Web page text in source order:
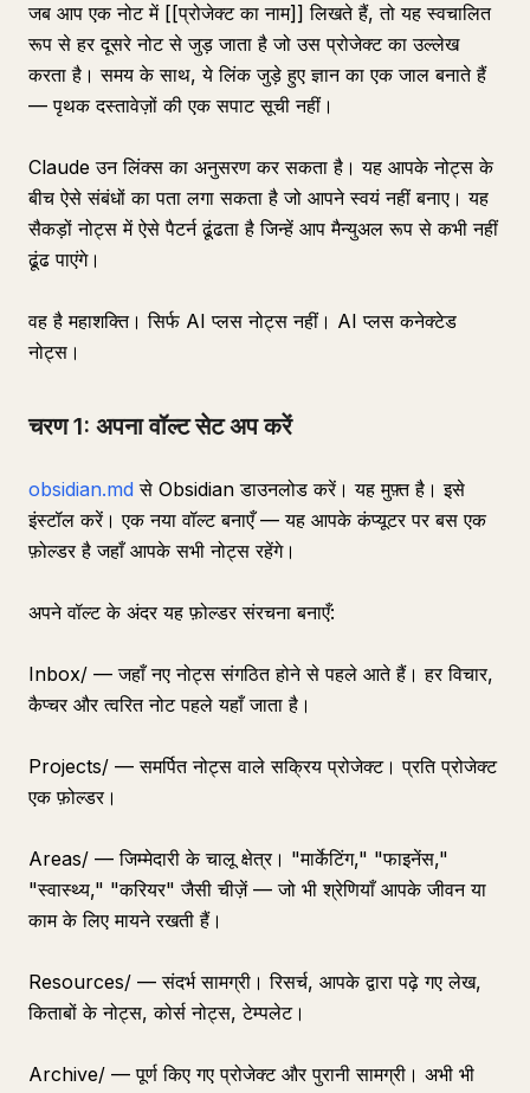
जब आप एक नोट में [[प्रोजेक्ट का नाम]] लिखते हैं, तो यह स्वचालित
रूप से हर दूसरे नोट से जुड़ जाता है जो उस प्रोजेक्ट का उल्लेख
करता है। समय के साथ, ये लिंक जुड़े हुए ज्ञान का एक जाल बनाते हैं
— पृथक दस्तावेज़ों की एक सपाट सूची नहीं।
Claude उन लिंक्स का अनुसरण कर सकता है। यह आपके नोट्स के
बीच ऐसे संबंधों का पता लगा सकता है जो आपने स्वयं नहीं बनाए। यह
सैकड़ों नोट्स में ऐसे पैटर्न ढूंढता है जिन्हें आप मैन्युअल रूप से कभी नहीं
ढूंढ पाएंगे।
वह है महाशक्ति। सिर्फ AI प्लस नोट्स नहीं। AI प्लस कनेक्टेड
नोट्स।
चरण 1: अपना वॉल्ट सेट अप करें
obsidian.md से Obsidian डाउनलोड करें। यह मुफ़्त है। इसे
इंस्टॉल करें। एक नया वॉल्ट बनाएँ — यह आपके कंप्यूटर पर बस एक
फ़ोल्डर है जहाँ आपके सभी नोट्स रहेंगे।
अपने वॉल्ट के अंदर यह फ़ोल्डर संरचना बनाएँ:
Inbox/ — जहाँ नए नोट्स संगठित होने से पहले आते हैं। हर विचार,
कैप्चर और त्वरित नोट पहले यहाँ जाता है।
Projects/ — समर्पित नोट्स वाले सक्रिय प्रोजेक्ट। प्रति प्रोजेक्ट
एक फ़ोल्डर।
Areas/ — जिम्मेदारी के चालू क्षेत्र। "मार्केटिंग," "फाइनेंस,"
"स्वास्थ्य," "करियर" जैसी चीज़ें — जो भी श्रेणियाँ आपके जीवन या
काम के लिए मायने रखती हैं।
Resources/ — संदर्भ सामग्री। रिसर्च, आपके द्वारा पढ़े गए लेख,
किताबों के नोट्स, कोर्स नोट्स, टेम्पलेट।
Archive/ — पूर्ण किए गए प्रोजेक्ट और पुरानी सामग्री। अभी भी